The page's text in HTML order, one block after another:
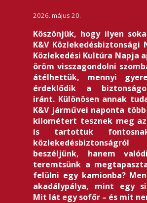
2026. május 20.
Köszönjük, hogy ilyen
K&V Közlekedésbiztonsági
Közlekedési Kultúra Napja
öröm visszagondolni
átélhettük, mennyi
érdeklődik a
iránt. Különösen annak
K&V járművei naponta
kilométert tesznek meg
is tartottuk
beszéljünk, hanem
teremtsünk a
felülni egy kamionba?
akadálypálya, mint egy
Mit lát egy sofőr – és mit